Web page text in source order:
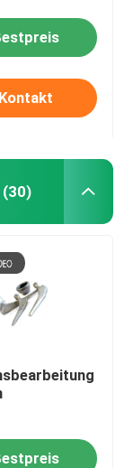
Kontakt
(30)